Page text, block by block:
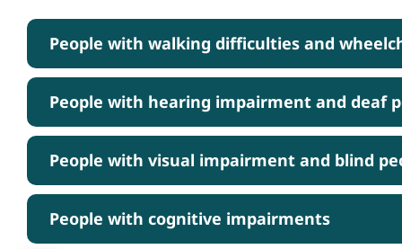
People with walking difficulties and
People with hearing impairment and deaf
People with visual impairment and blind
People with cognitive impairments